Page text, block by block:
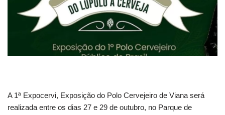
A 1ª Expocervi, Exposição do Polo Cervejeiro de Viana será
realizada entre os dias 27 e 29 de outubro, no Parque de